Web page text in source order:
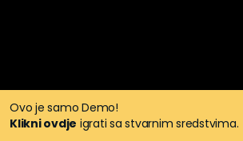
Ovo je samo Demo!
Klikni ovdje igrati sa stvarnim sredstvima.